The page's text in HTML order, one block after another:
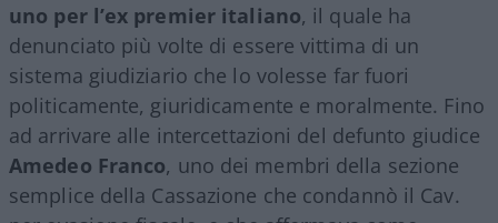
uno per l’ex premier italiano, il quale ha
denunciato più volte di essere vittima di un
sistema giudiziario che lo volesse far fuori
politicamente, giuridicamente e moralmente. Fino
ad arrivare alle intercettazioni del defunto giudice
Amedeo Franco, uno dei membri della sezione
semplice della Cassazione che condannò il Cav.